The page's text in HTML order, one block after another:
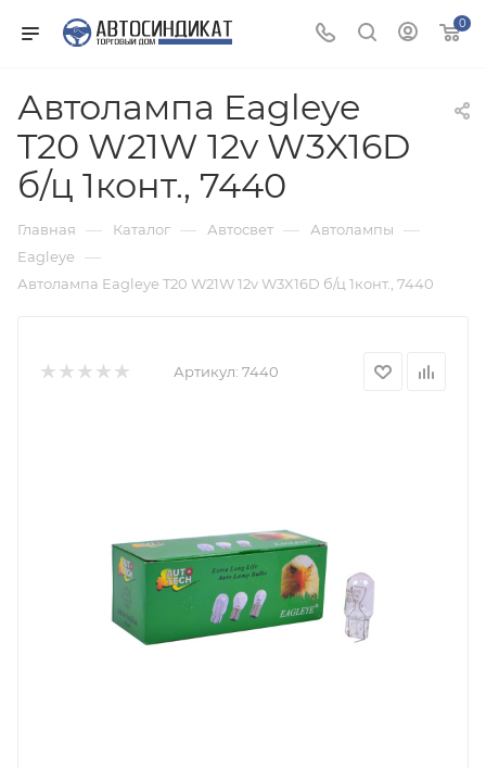
0
Автолампа Eagleye
T20 W21W 12v W3X16D
б/ц 1конт., 7440
Главная — Каталог — Автосвет — Автолампы —
Eagleye —
Автолампа Eagleye T20 W21W 12v W3X16D б/ц 1конт., 7440
Артикул: 7440